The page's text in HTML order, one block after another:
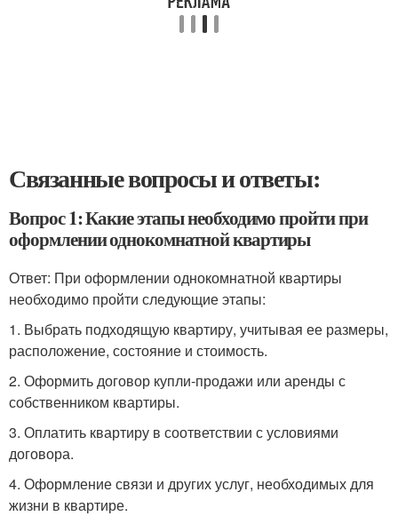
Связанные вопросы и ответы:
Вопрос 1: Какие этапы необходимо пройти при
оформлении однокомнатной квартиры
Ответ: При оформлении однокомнатной квартиры
необходимо пройти следующие этапы:
1. Выбрать подходящую квартиру, учитывая ее размеры,
расположение, состояние и стоимость.
2. Оформить договор купли-продажи или аренды с
собственником квартиры.
3. Оплатить квартиру в соответствии с условиями
договора.
4. Оформление связи и других услуг, необходимых для
жизни в квартире.